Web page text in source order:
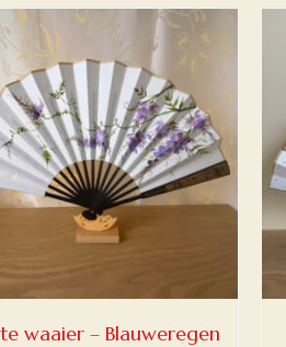
waaier – Blauweregen
TOEVOEGEN AAN WINKELWAGEN
/
DETAILS